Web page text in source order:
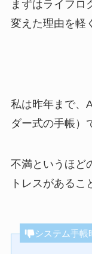
まずはライフロ
変えた理由を軽
私は昨年まで、
ダー式の手帳）
不満というほど
トレスがあるこ
システム手帳